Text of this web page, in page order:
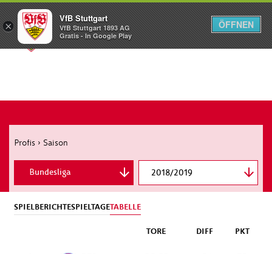
Menü
Profis › Saison
2018/2019
Bundesliga
DFB-Pokal
SPIELBERICHTESPIELTAGETABELLE
TORE DIFF PKT
×
VfB Stuttgart
VfB Stuttgart 1893 AG
Gratis - In Google Play
ÖFFNEN